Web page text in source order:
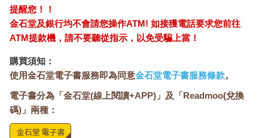
提醒您！！
金石堂及銀行均不會請您操作ATM! 如接獲電話要求您前往
ATM提款機，請不要聽從指示，以免受騙上當！
購買須知：
使用金石堂電子書服務即為同意金石堂電子書服務條款。
電子書分為「金石堂(線上閱讀+APP)」及「Readmoo(兌換
碼)」兩種：